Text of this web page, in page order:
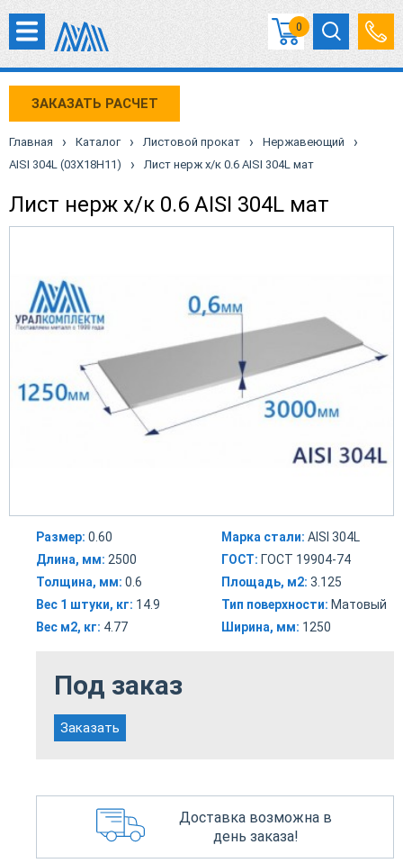
0
ЗАКАЗАТЬ РАСЧЕТ
Главная › Каталог › Листовой прокат › Нержавеющий ›
AISI 304L (03X18H11) › Лист нерж х/к 0.6 AISI 304L мат
Лист нерж х/к 0.6 AISI 304L мат
Размер: 0.60
Длина, мм: 2500
Толщина, мм: 0.6
Вес 1 штуки, кг: 14.9
Вес м2, кг: 4.77
Марка стали: AISI 304L
ГОСТ: ГОСТ 19904-74
Площадь, м2: 3.125
Тип поверхности: Матовый
Ширина, мм: 1250
Под заказ
Заказать
Доставка возможна в
день заказа!